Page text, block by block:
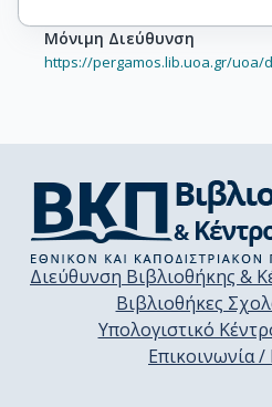
Μόνιμη Διεύθυνση
https://pergamos.lib.uoa.gr/uoa/
Διεύθυνση Βιβλιοθήκης &
Βιβλιοθήκες
Υπολογιστικό
Επικοινωνία